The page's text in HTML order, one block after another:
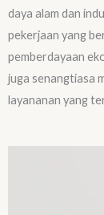
daya alam dan
pekerjaan yang
pemberdayaan
juga senangtiasa
layananan yang